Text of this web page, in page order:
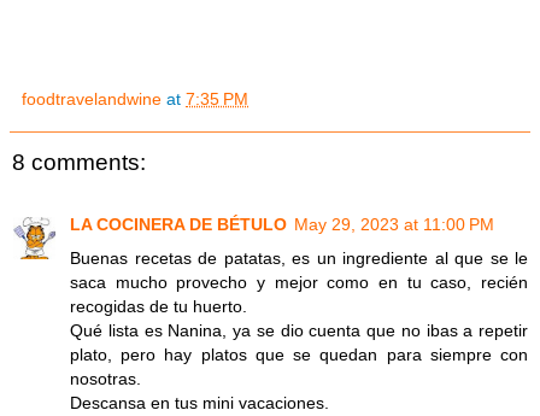
foodtravelandwine at 7:35 PM
8 comments:
LA COCINERA DE BÉTULO May 29, 2023 at 11:00 PM
Buenas recetas de patatas, es un ingrediente al que se le
saca mucho provecho y mejor como en tu caso, recién
recogidas de tu huerto.
Qué lista es Nanina, ya se dio cuenta que no ibas a repetir
plato, pero hay platos que se quedan para siempre con
nosotras.
Descansa en tus mini vacaciones.